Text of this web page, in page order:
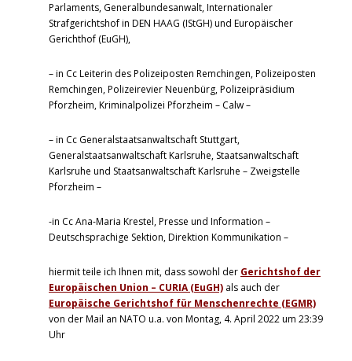
Parlaments, Generalbundesanwalt, Internationaler
Strafgerichtshof in DEN HAAG (IStGH) und Europäischer
Gerichthof (EuGH),
– in Cc Leiterin des Polizeiposten Remchingen, Polizeiposten
Remchingen, Polizeirevier Neuenbürg, Polizeipräsidium
Pforzheim, Kriminalpolizei Pforzheim – Calw –
– in Cc Generalstaatsanwaltschaft Stuttgart,
Generalstaatsanwaltschaft Karlsruhe, Staatsanwaltschaft
Karlsruhe und Staatsanwaltschaft Karlsruhe – Zweigstelle
Pforzheim –
-in Cc Ana-Maria Krestel, Presse und Information –
Deutschsprachige Sektion, Direktion Kommunikation –
hiermit teile ich Ihnen mit, dass sowohl der Gerichtshof der
Europäischen Union – CURIA (EuGH) als auch der
Europäische Gerichtshof für Menschenrechte (EGMR)
von der Mail an NATO u.a. von Montag, 4. April 2022 um 23:39
Uhr